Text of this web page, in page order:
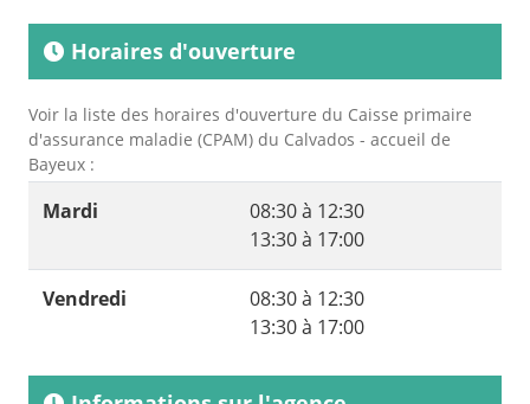
Horaires d'ouverture
Voir la liste des horaires d'ouverture du Caisse primaire
d'assurance maladie (CPAM) du Calvados - accueil de
Bayeux :
Mardi
08:30 à 12:30
13:30 à 17:00
Vendredi
08:30 à 12:30
13:30 à 17:00